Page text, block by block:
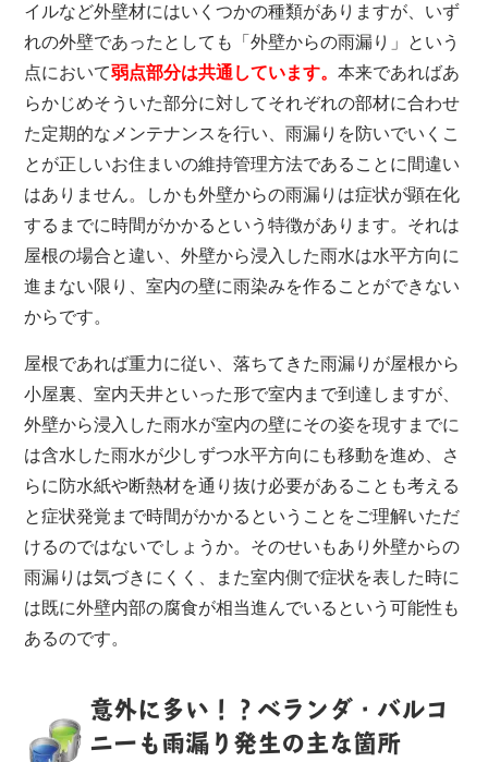
イルなど外壁材にはいくつかの種類がありますが、いず
れの外壁であったとしても「外壁からの雨漏り」という
点において弱点部分は共通しています。本来であればあ
らかじめそういた部分に対してそれぞれの部材に合わせ
た定期的なメンテナンスを行い、雨漏りを防いでいくこ
とが正しいお住まいの維持管理方法であることに間違い
はありません。しかも外壁からの雨漏りは症状が顕在化
するまでに時間がかかるという特徴があります。それは
屋根の場合と違い、外壁から浸入した雨水は水平方向に
進まない限り、室内の壁に雨染みを作ることができない
からです。
屋根であれば重力に従い、落ちてきた雨漏りが屋根から
小屋裏、室内天井といった形で室内まで到達しますが、
外壁から浸入した雨水が室内の壁にその姿を現すまでに
は含水した雨水が少しずつ水平方向にも移動を進め、さ
らに防水紙や断熱材を通り抜け必要があることも考える
と症状発覚まで時間がかかるということをご理解いただ
けるのではないでしょうか。そのせいもあり外壁からの
雨漏りは気づきにくく、また室内側で症状を表した時に
は既に外壁内部の腐食が相当進んでいるという可能性も
あるのです。
意外に多い！？ベランダ・バルコ
ニーも雨漏り発生の主な箇所